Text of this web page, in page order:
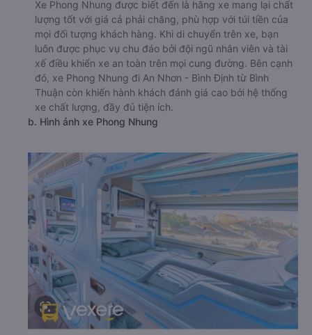
Xe Phong Nhung được biết đến là hãng xe mang lại chất
lượng tốt với giá cả phải chăng, phù hợp với túi tiền của
mọi đối tượng khách hàng. Khi di chuyển trên xe, bạn
luôn được phục vụ chu đáo bởi đội ngũ nhân viên và tài
xế điều khiển xe an toàn trên mọi cung đường. Bên cạnh
đó, xe Phong Nhung đi An Nhơn - Bình Định từ Bình
Thuận còn khiến hành khách đánh giá cao bởi hệ thống
xe chất lượng, đầy đủ tiện ích.
b. Hình ảnh xe Phong Nhung